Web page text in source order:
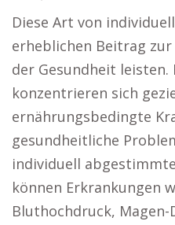
Diese Art von
erheblichen Beitrag
der Gesundheit
konzentrieren sich
ernährungsbedingte
gesundheitliche
individuell
können Erkrankungen
Bluthochdruck,